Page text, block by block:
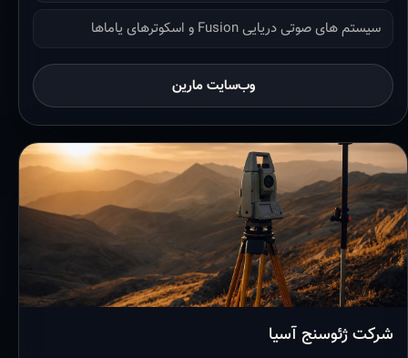
سیستم های صوتی دریایی Fusion و اسکوترهای یاماها
وب‌سایت مارین
شرکت ژئوسنج آسیا